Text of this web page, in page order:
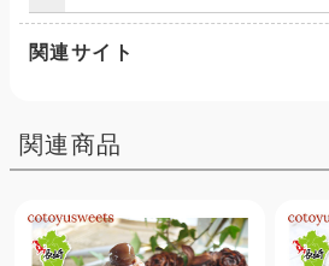
関連サイト
関連商品